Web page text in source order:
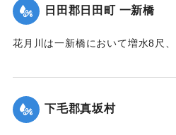
｜固有コード:
日田郡日田町 一新橋
花月川は一新橋において増水8尺
｜固有コード:00275061
下毛郡真坂村